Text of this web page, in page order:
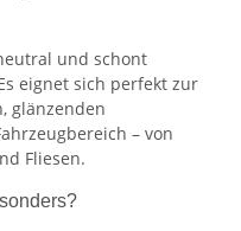
und schont
eignet sich perfekt zur
glänzenden
– von
Fliesen.